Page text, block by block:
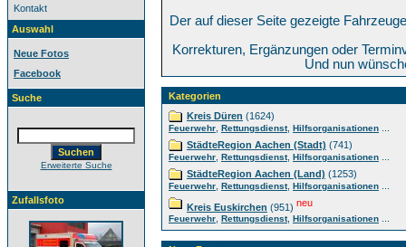
Kontakt
Auswahl
Neue Fotos
Facebook
Suche
Erweiterte Suche
Zufallsfoto
Der auf dieser Seite gezeigte
Korrekturen, Ergänzungen oder
Und nun
Kategorien
Kreis Düren (1624)
Feuerwehr Rettungsdienst, Hilfsorganisationen
StädteRegion Aachen (Stadt) (741)
Feuerwehr Rettungsdienst, Hilfsorganisationen
StädteRegion Aachen (Land) (1253)
Feuerwehr Rettungsdienst, Hilfsorganisationen
Kreis Euskirchen (951) neu
Feuerwehr Rettungsdienst, Hilfsorganisationen